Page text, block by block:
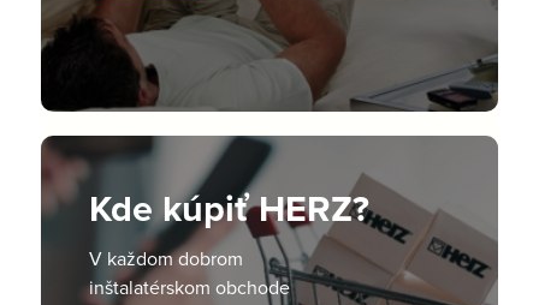
Kde kúpiť HERZ?
V každom dobrom
inštalatérskom obchode